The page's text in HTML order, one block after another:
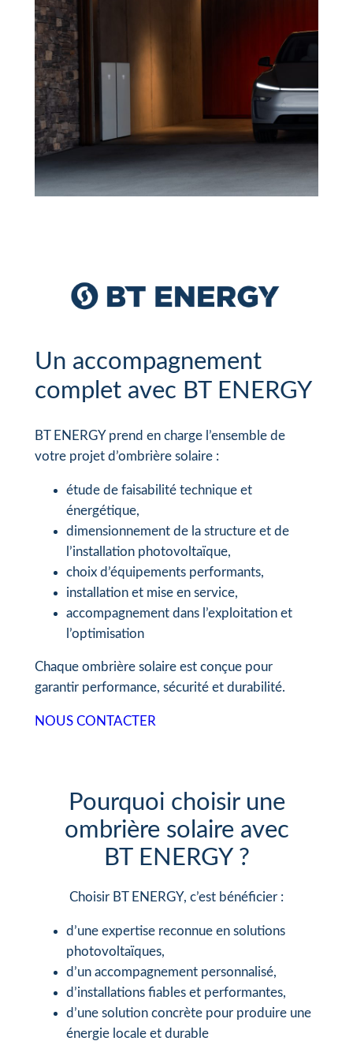
Un accompagnement
complet avec BT ENERGY
BT ENERGY prend en charge l’ensemble de
votre projet d’ombrière solaire :
étude de faisabilité technique et
énergétique,
dimensionnement de la structure et de
l’installation photovoltaïque,
choix d’équipements performants,
installation et mise en service,
accompagnement dans l’exploitation et
l’optimisation
Chaque ombrière solaire est conçue pour
garantir performance, sécurité et durabilité.
NOUS CONTACTER
Pourquoi choisir une
ombrière solaire avec
BT ENERGY ?
Choisir BT ENERGY, c’est bénéficier :
d’une expertise reconnue en solutions
photovoltaïques,
d’un accompagnement personnalisé,
d’installations fiables et performantes,
d’une solution concrète pour produire une
énergie locale et durable